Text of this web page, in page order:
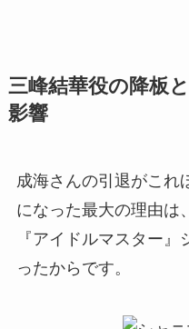
三峰結華役の降板
影響
成海さんの引退がこれ
になった最大の理由は
『アイドルマスター
ったからです。